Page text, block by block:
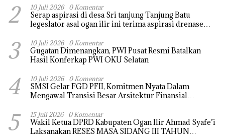
2 10 Juli 2026 0 Komentar
Serap aspirasi di desa Sri tanjung Tanjung Batu
legeslator asal ogan ilir ini terima aspirasi drenase
hujan
3 10 Juli 2026 0 Komentar
Gugatan Dimenangkan, PWI Pusat Resmi Batalkan
Hasil Konferkap PWI OKU Selatan
4 10 Juli 2026 0 Komentar
SMSI Gelar FGD PFII, Komitmen Nyata Dalam
Mengawal Transisi Besar Arsitektur Finansial
5 15 Juli 2026 0 Komentar
Wakil Ketua DPRD Kabupaten Ogan Ilir Ahmad Syafe’i
Laksanakan RESES MASA SIDANG III TAHUN